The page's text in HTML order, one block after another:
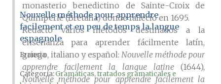
monasterio benedictino de Sainte-Croix de
Quimperlé (Bretaña) donde falleció en 1695.
Redactó varios métodos destinados a la
enseñanza para aprender fácilmente latín,
griego, italiano y español:Nouvelle méthode pour
apprendre facilement la langue latine(1644),
Nouvelle méthode pour apprendre facilement la
Nouvelle méthode pour apprendre
facilement et en peu de temps la langue
espagnole
Francia
Categoría:Gramáticas, tratados gramaticales e